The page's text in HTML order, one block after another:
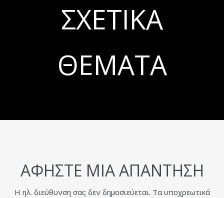
ΣΧΕΤΙΚΆ
ΘΈΜΑΤΑ
ΑΦΉΣΤΕ ΜΙΑ ΑΠΆΝΤΗΣΗ
Η ηλ. διεύθυνση σας δεν δημοσιεύεται. Τα υποχρεωτικά